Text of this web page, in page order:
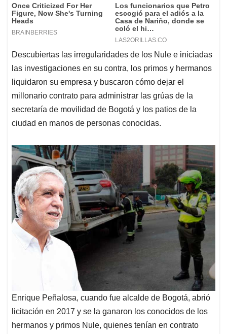
Descubiertas las irregularidades de los Nule e iniciadas
las investigaciones en su contra, los primos y hermanos
liquidaron su empresa y buscaron cómo dejar el
millonario contrato para administrar las grúas de la
secretaría de movilidad de Bogotá y los patios de la
ciudad en manos de personas conocidas.
Enrique Peñalosa, cuando fue alcalde de Bogotá, abrió
licitación en 2017 y se la ganaron los conocidos de los
hermanos y primos Nule, quienes tenían en contrato